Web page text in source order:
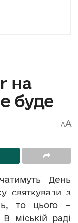
на
буде
AA
День
святкували з
то цього –
міській раді